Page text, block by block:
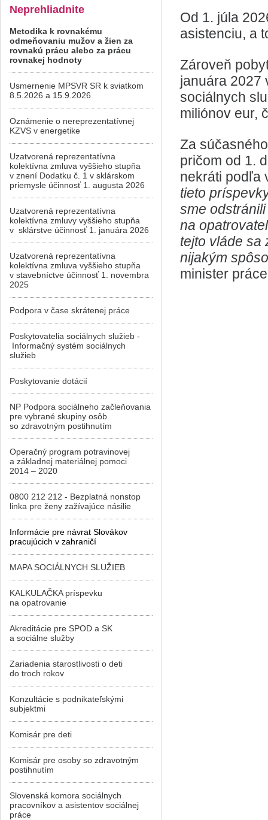
Od 1. júla
asistenciu, a
Zároveň
januára 2027
sociálnych
miliónov eur,
Za
pričom od 1.
nekráti podľa
tieto
sme
na
tejto vláde sa
nijakým
minister
Neprehliadnite
Metodika k rovnakému
odmeňovaniu mužov a žien za
rovnakú prácu alebo za prácu
rovnakej hodnoty
Usmernenie MPSVR SR k sviatkom
8.5.2026 a 15.9.2026
Oznámenie o nereprezentatívnej
KZVS v energetike
Uzatvorená reprezentatívna
kolektívna zmluva vyššieho stupňa
v znení Dodatku č. 1 v sklárskom
priemysle účinnosť 1. augusta 2026
Uzatvorená reprezentatívna
kolektívna zmluvy vyššieho stupňa
v sklárstve účinnosť 1. januára 2026
Uzatvorená reprezentatívna
kolektívna zmluva vyššieho stupňa
v stavebníctve účinnosť 1. novembra
2025
Podpora v čase skrátenej práce
Poskytovatelia sociálnych služieb -
Informačný systém sociálnych
služieb
Poskytovanie dotácií
NP Podpora sociálneho začleňovania
pre vybrané skupiny osôb
so zdravotným postihnutím
Operačný program potravinovej
a základnej materiálnej pomoci
2014 – 2020
0800 212 212 - Bezplatná nonstop
linka pre ženy zažívajúce násilie
Informácie pre návrat Slovákov
pracujúcich v zahraničí
MAPA SOCIÁLNYCH SLUŽIEB
KALKULAČKA príspevku
na opatrovanie
Akreditácie pre SPOD a SK
a sociálne služby
Zariadenia starostlivosti o deti
do troch rokov
Konzultácie s podnikateľskými
subjektmi
Komisár pre deti
Komisár pre osoby so zdravotným
postihnutím
Slovenská komora sociálnych
pracovníkov a asistentov sociálnej
práce